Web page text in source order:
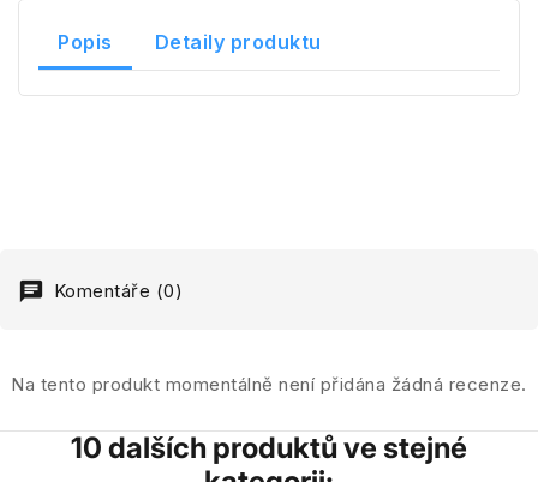
Popis Detaily produktu
Komentáře (0)
Na tento produkt momentálně není přidána žádná recenze.
10 dalších produktů ve stejné